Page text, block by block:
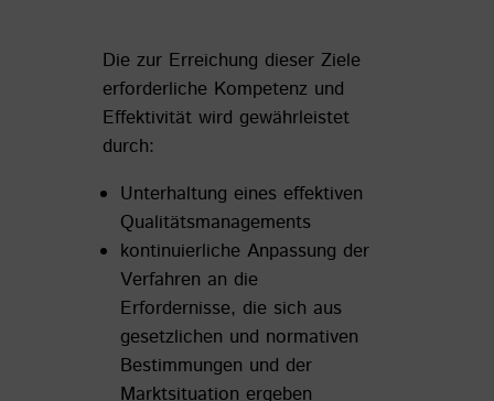
Die zur Erreichung dieser Ziele
erforderliche Kompetenz und
Effektivität wird gewährleistet
durch:
Unterhaltung eines effektiven
Qualitätsmanagements
kontinuierliche Anpassung der
Verfahren an die
Erfordernisse, die sich aus
gesetzlichen und normativen
Bestimmungen und der
Marktsituation ergeben